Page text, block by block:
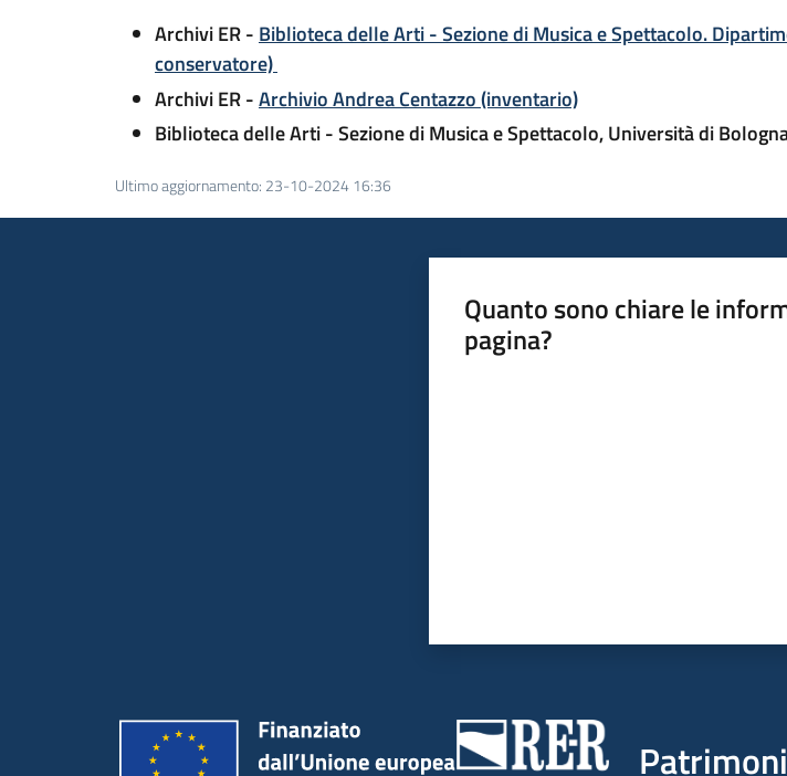
Archivi ER - Biblioteca delle Arti - Sezione di Musica e Spettacolo.
conservatore)
Archivi ER -Archivio Andrea Centazzo (inventario)
Biblioteca delle Arti - Sezione di Musica e Spettacolo, Università di
Ultimo aggiornamento: 23-10-2024 16:36
Quanto sono chiare le
pagina?